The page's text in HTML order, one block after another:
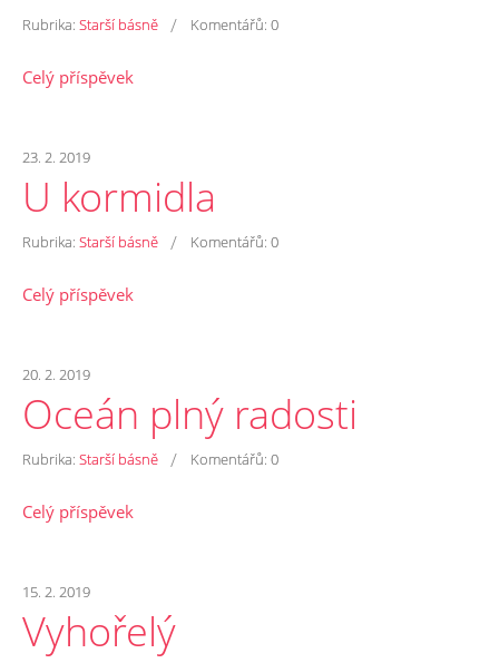
Rubrika: Starší básně / Komentářů: 0
Celý příspěvek
23. 2. 2019
U kormidla
Rubrika: Starší básně / Komentářů: 0
Celý příspěvek
20. 2. 2019
Oceán plný radosti
Rubrika: Starší básně / Komentářů: 0
Celý příspěvek
15. 2. 2019
Vyhořelý